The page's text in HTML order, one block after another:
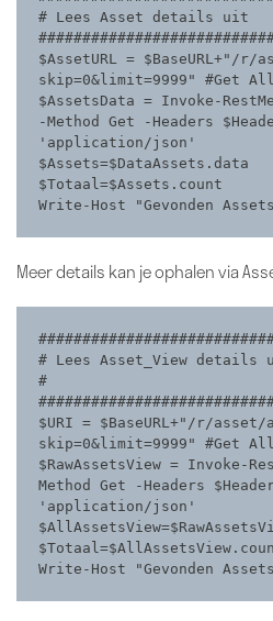
# Lees Asset details uit
$AssetURL = $BaseURL+"/r/
skip=0&limit=9999" #Get
$AssetsData = Invoke-
-Method Get -Headers
'application/json'
$Assets=$DataAssets.data
$Totaal=$Assets.count
Write-Host "Gevonden
Meer details kan je ophalen via
# Lees Asset_View details
#
$URI = $BaseURL+"/r/asset/
skip=0&limit=9999" #Get
$RawAssetsView = Invoke-
Method Get -Headers
'application/json'
Write-Host "Gevonden